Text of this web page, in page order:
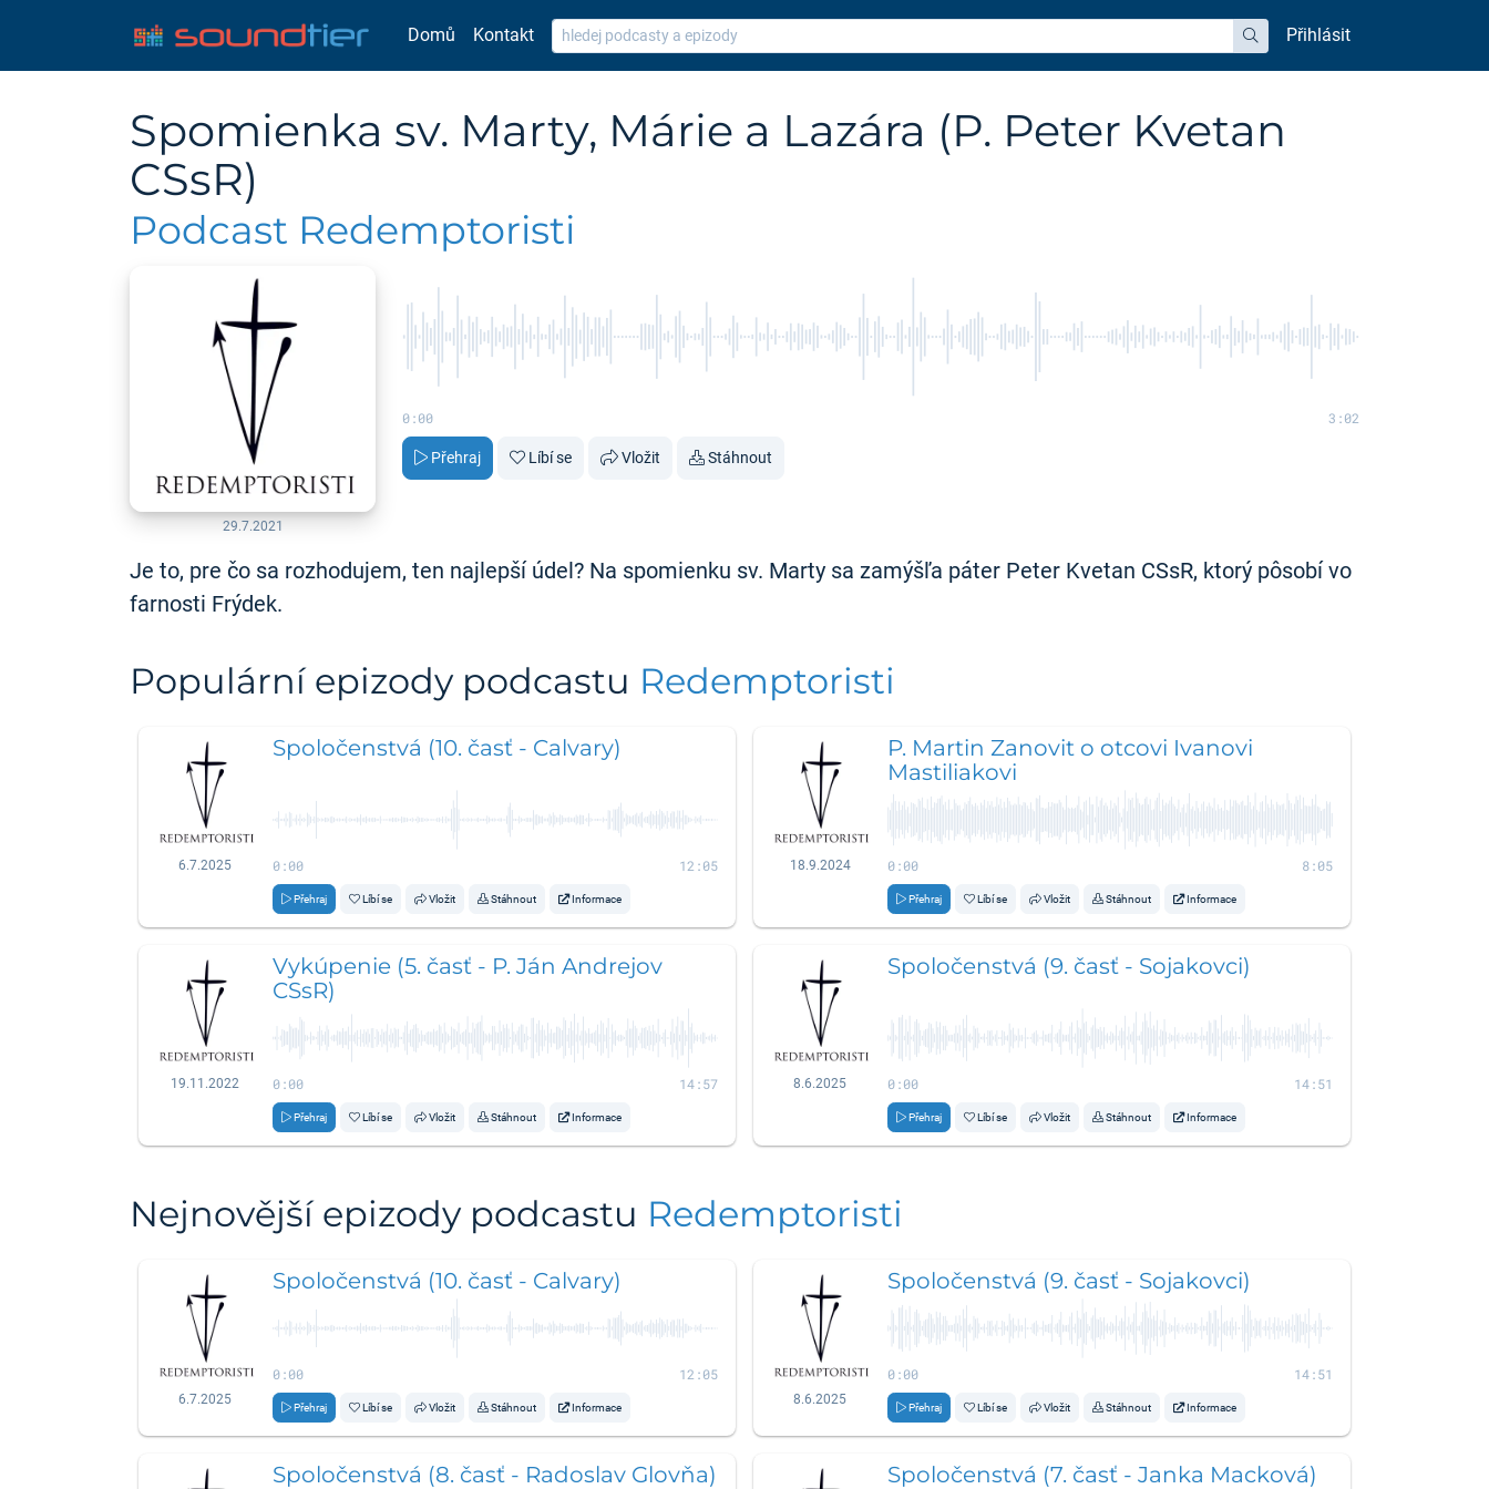
Domů Kontakt
hledat
Přihlásit
Spomienka sv. Marty, Márie a Lazára (P. Peter Kvetan
CSsR)
Podcast Redemptoristi
29.7.2021
0:00 3:02
Přehraj Líbí se Vložit Stáhnout
Je to, pre čo sa rozhodujem, ten najlepší údel? Na spomienku sv. Marty sa zamýšľa páter Peter Kvetan CSsR, ktorý pôsobí vo
farnosti Frýdek.
Populární epizody podcastu Redemptoristi
6.7.2025
Spoločenstvá (10. časť - Calvary)
0:00 12:05
Přehraj Líbí se Vložit Stáhnout Informace
18.9.2024
P. Martin Zanovit o otcovi Ivanovi
Mastiliakovi
0:00 8:05
Přehraj Líbí se Vložit Stáhnout Informace
19.11.2022
Vykúpenie (5. časť - P. Ján Andrejov
CSsR)
0:00 14:57
Přehraj Líbí se Vložit Stáhnout Informace
8.6.2025
Spoločenstvá (9. časť - Sojakovci)
0:00 14:51
Přehraj Líbí se Vložit Stáhnout Informace
Nejnovější epizody podcastu Redemptoristi
6.7.2025
Spoločenstvá (10. časť - Calvary)
0:00 12:05
Přehraj Líbí se Vložit Stáhnout Informace
8.6.2025
Spoločenstvá (9. časť - Sojakovci)
0:00 14:51
Přehraj Líbí se Vložit Stáhnout Informace
Spoločenstvá (8. časť - Radoslav Glovňa) Spoločenstvá (7. časť - Janka Macková)